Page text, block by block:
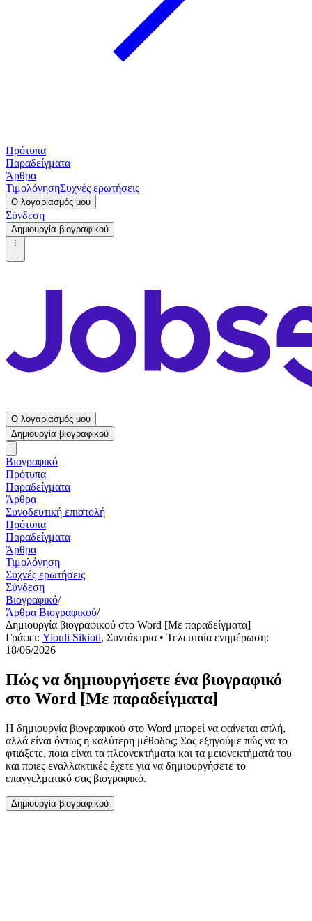
Πρότυπα
Παραδείγματα
Άρθρα
ΤιμολόγησηΣυχνές ερωτήσεις
Ο λογαριασμός μου
Σύνδεση
Δημιουργία βιογραφικού
...
Ο λογαριασμός μου
Δημιουργία βιογραφικού
Βιογραφικό
Πρότυπα
Παραδείγματα
Άρθρα
Συνοδευτική επιστολή
Πρότυπα
Παραδείγματα
Άρθρα
Τιμολόγηση
Συχνές ερωτήσεις
Σύνδεση
Βιογραφικό/
Άρθρα Βιογραφικού/
Δημιουργία βιογραφικού στο Word [Με παραδείγματα]
Γράφει: Yiouli Sikioti, Συντάκτρια • Τελευταία ενημέρωση:
18/06/2026
Πώς να δημιουργήσετε ένα βιογραφικό
στο Word [Με παραδείγματα]
Η δημιουργία βιογραφικού στο Word μπορεί να φαίνεται απλή,
αλλά είναι όντως η καλύτερη μέθοδος; Σας εξηγούμε πώς να το
φτιάξετε, ποια είναι τα πλεονεκτήματα και τα μειονεκτήματά του
και ποιες εναλλακτικές έχετε για να δημιουργήσετε το
επαγγελματικό σας βιογραφικό.
Δημιουργία βιογραφικού